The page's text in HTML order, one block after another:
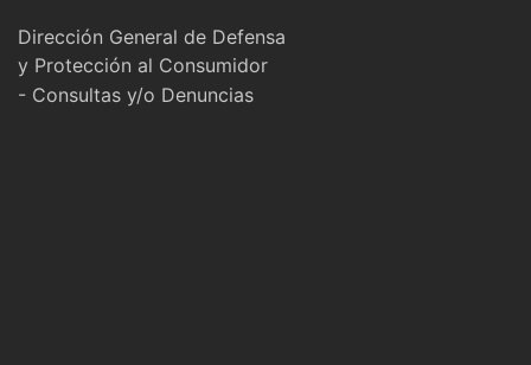
Dirección General de Defensa
y Protección al Consumidor
- Consultas y/o Denuncias